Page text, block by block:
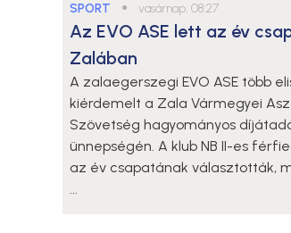
SPORT ● vasárnap, 08:27
Az EVO ASE lett az év
Zalában
A zalaegerszegi EVO ASE több
kiérdemelt a Zala Vármegyei
Szövetség hagyományos
ünnepségén. A klub NB II-es
az év csapatának választották,
...